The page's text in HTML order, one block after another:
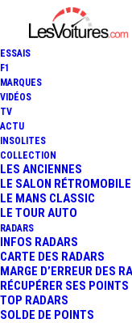
ESSAIS
F1
MARQUES
VIDÉOS
TV
ACTU
INSOLITES
COLLECTION
LES ANCIENNES
LE SALON RÉTROMOBILE
LE MANS CLASSIC
LE TOUR AUTO
RADARS
INFOS RADARS
CARTE DES RADARS
MARGE D’ERREUR DES
RÉCUPÉRER SES POINTS
TOP RADARS
SOLDE DE POINTS